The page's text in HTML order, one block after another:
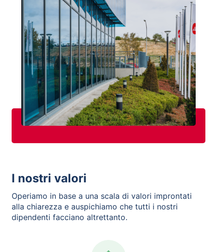
I nostri valori
Operiamo in base a una scala di valori improntati
alla chiarezza e auspichiamo che tutti i nostri
dipendenti facciano altrettanto.